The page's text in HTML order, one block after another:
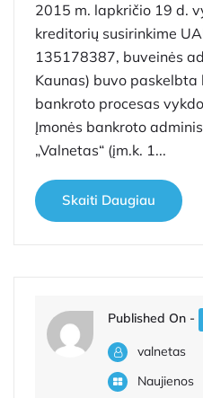
2015 m. lapkričio 19 d.
kreditorių susirinkime
135178387, buveinės
Kaunas) buvo
bankroto procesas
Įmonės bankroto
„Valnetas“ (įm.k. 1...
Skaiti Daugiau
Published On -
valnetas
Naujienos